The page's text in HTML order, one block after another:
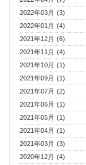
2022年03月 (3)
2022年01月 (4)
2021年12月 (6)
2021年11月 (4)
2021年10月 (1)
2021年09月 (1)
2021年07月 (2)
2021年06月 (1)
2021年05月 (1)
2021年04月 (1)
2021年03月 (3)
2020年12月 (4)